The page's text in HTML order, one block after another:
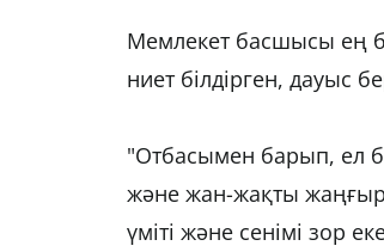
Мемлекет басшысы ең
ниет білдірген, дауыс
"Отбасымен барып, ел
және жан-жақты
үміті және сенімі зор